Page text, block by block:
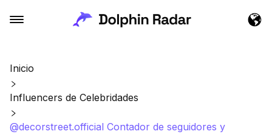
Inicio
Influencers de Celebridades
@decorstreet.official Contador de seguidores y